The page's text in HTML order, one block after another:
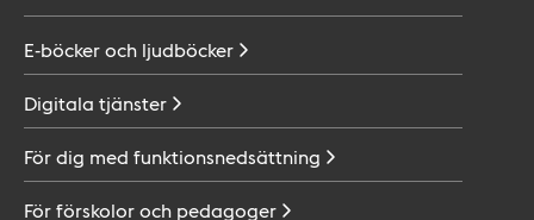
E-böcker och ljudböcker
Digitala tjänster
För dig med funktionsnedsättning
För förskolor och pedagoger